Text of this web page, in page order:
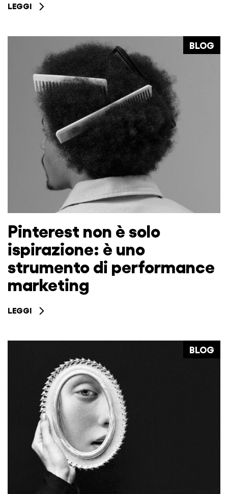
LEGGI
BLOG
Pinterest non è solo
ispirazione: è uno
strumento di performance
marketing
LEGGI
BLOG